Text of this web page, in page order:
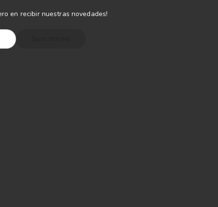
en recibir nuestras novedades!